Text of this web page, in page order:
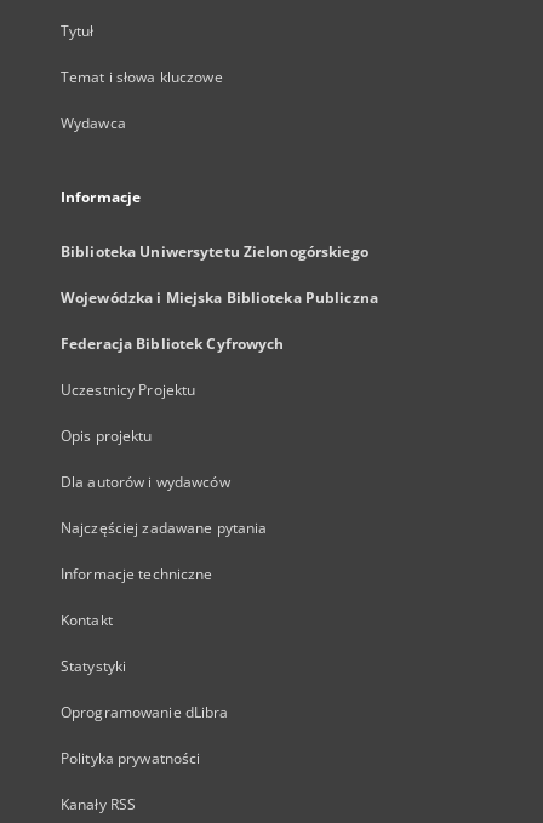
Tytuł
Temat i słowa kluczowe
Wydawca
Informacje
Biblioteka Uniwersytetu Zielonogórskiego
Wojewódzka i Miejska Biblioteka Publiczna
Federacja Bibliotek Cyfrowych
Uczestnicy Projektu
Opis projektu
Dla autorów i wydawców
Najczęściej zadawane pytania
Informacje techniczne
Kontakt
Statystyki
Oprogramowanie dLibra
Polityka prywatności
Kanały RSS